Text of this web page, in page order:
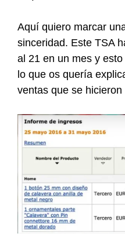
Aquí quiero marcar
sinceridad. Este TSA
al 21 en un mes y
lo que os quería
ventas que se hicieron